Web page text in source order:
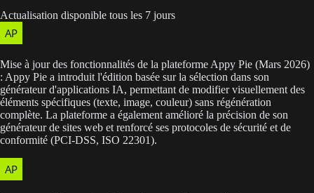
Actualisation disponible tous les 7 jours
Mise à jour des fonctionnalités de la plateforme Appy Pie (Mars 2026)
: Appy Pie a introduit l'édition basée sur la sélection dans son
générateur d'applications IA, permettant de modifier visuellement des
éléments spécifiques (texte, image, couleur) sans régénération
complète. La plateforme a également amélioré la précision de son
générateur de sites web et renforcé ses protocoles de sécurité et de
conformité (PCI-DSS, ISO 22301).